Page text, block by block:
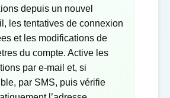
depuis un nouvel
les tentatives de connexion
et les modifications de
du compte. Active les
par e-mail et, si
par SMS, puis vérifie